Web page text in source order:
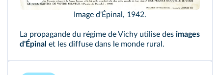
Image d'Épinal, 1942.
La propagande du régime de Vichy utilise des images
d'Épinal et les diffuse dans le monde rural.